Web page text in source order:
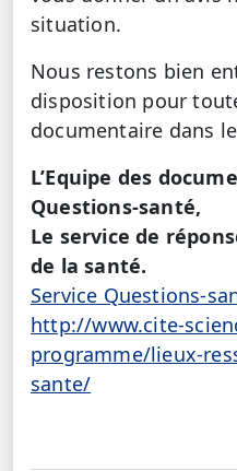
situation.
Nous restons bien
disposition pour
documentaire dans
L’Equipe des
Questions-santé,
Le service de
de la santé.
Service Questions-
http://www.cite-
programme/lieux-
sante/